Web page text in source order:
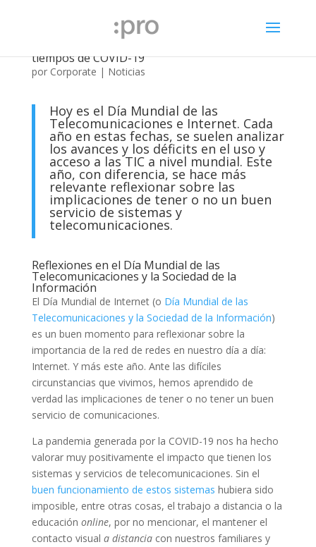
tiempos de COVID-19
por Corporate | Noticias
Hoy es el Día Mundial de las
Telecomunicaciones e Internet. Cada
año en estas fechas, se suelen analizar
los avances y los déficits en el uso y
acceso a las TIC a nivel mundial. Este
año, con diferencia, se hace más
relevante reflexionar sobre las
implicaciones de tener o no un buen
servicio de sistemas y
telecomunicaciones.
Reflexiones en el Día Mundial de las
Telecomunicaciones y la Sociedad de la
Información
El Día Mundial de Internet (o Día Mundial de las
Telecomunicaciones y la Sociedad de la Información)
es un buen momento para reflexionar sobre la
importancia de la red de redes en nuestro día a día:
Internet. Y más este año. Ante las difíciles
circunstancias que vivimos, hemos aprendido de
verdad las implicaciones de tener o no tener un buen
servicio de comunicaciones.
La pandemia generada por la COVID-19 nos ha hecho
valorar muy positivamente el impacto que tienen los
sistemas y servicios de telecomunicaciones. Sin el
buen funcionamiento de estos sistemas hubiera sido
imposible, entre otras cosas, el trabajo a distancia o la
educación online, por no mencionar, el mantener el
contacto visual a distanciacon nuestros familiares y